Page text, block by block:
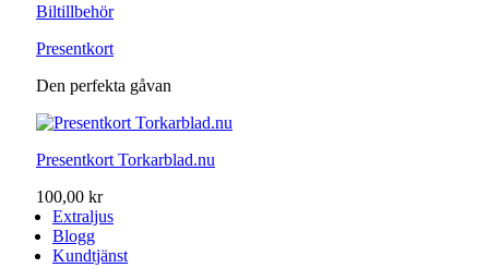
Biltillbehör
Presentkort
Den perfekta gåvan
Presentkort Torkarblad.nu
100,00 kr
Extraljus
Blogg
Kundtjänst